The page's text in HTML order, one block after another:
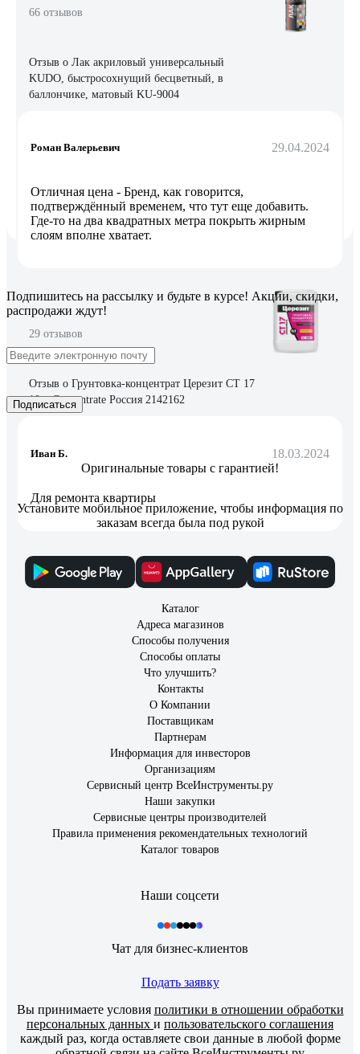
66 отзывов
Отзыв о Лак акриловый универсальный
KUDO, быстросохнущий бесцветный, в
баллончике, матовый KU-9004
Роман Валерьевич 29.04.2024
Отличная цена - Бренд, как говорится,
подтверждённый временем, что тут еще добавить.
Где-то на два квадратных метра покрыть жирным
слоям вполне хватает.
29 отзывов
Отзыв о Грунтовка-концентрат Церезит CT 17
10 л Concentrate Россия 2142162
Иван Б. 18.03.2024
Для ремонта квартиры
Подпишитесь на рассылку и будьте в курсе! Акции, скидки,
распродажи ждут!
Подписаться
Оригинальные товары с гарантией!
Установите мобильное приложение, чтобы информация по
заказам всегда была под рукой
Каталог
Адреса магазинов
Способы получения
Способы оплаты
Что улучшить?
Контакты
О Компании
Поставщикам
Партнерам
Информация для инвесторов
Организациям
Сервисный центр ВсеИнструменты.ру
Наши закупки
Сервисные центры производителей
Правила применения рекомендательных технологий
Каталог товаров
Наши соцсети
Чат для бизнес-клиентов
Подать заявку
Вы принимаете условия политики в отношении обработки
персональных данных и пользовательского соглашения
каждый раз, когда оставляете свои данные в любой форме